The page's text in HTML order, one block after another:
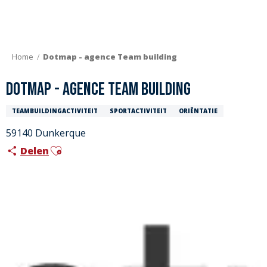
Home Dotmap - agence Team building
Dotmap - agence Team building
TEAMBUILDINGACTIVITEIT SPORTACTIVITEIT ORIËNTATIE
59140 Dunkerque
DelenAjouter aux favoris